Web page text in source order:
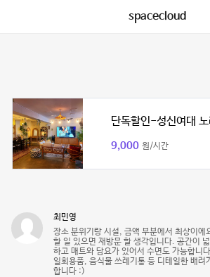
spacecloud
단독할인-성신여대
9,000 원/시간
최민영
장소 분위기랑 시설, 금액 부분에서 최상이에
할 일 있으면 재방문 할 생각입니다. 공간이
하고 매트와 담요가 있어서 수면도 가능합니
일회용품, 음식물 쓰레기통 등 디테일한 배려
합니다 :)